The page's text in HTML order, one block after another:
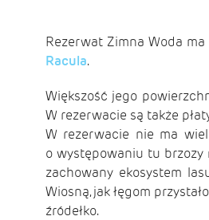
Rezerwat Zimna Woda
Racula.
Większość jego
W rezerwacie są także
W rezerwacie nie ma
o występowaniu tu brzozy
zachowany ekosystem
Wiosną, jak łęgom
źródełko.